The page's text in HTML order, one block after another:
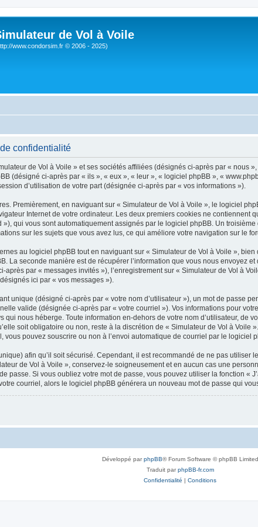
de Vol à Voile
www.condorsim.fr © 2006 - 2025)
confidentialité
de Vol à Voile » et ses sociétés affiliées (désignés ci-après par « nous
(désigné ci-après par « ils », « eux », « leur », « logiciel phpBB », «
d’utilisation de votre part (désignée ci-après par « vos informations »).
Premièrement, en naviguant sur « Simulateur de Vol à Voile », le logiciel
Internet de votre ordinateur. Les deux premiers cookies ne contiennent
qui vous sont automatiquement assignés par le logiciel phpBB. Un
sur les sujets que vous avez lus, ce qui améliore votre navigation sur le
au logiciel phpBB tout en naviguant sur « Simulateur de Vol à Voile »,
La seconde manière est de récupérer l’information que vous nous envoyez
après par « messages invités »), l’enregistrement sur « Simulateur de Vol à
ici par « vos messages »).
unique (désigné ci-après par « votre nom d’utilisateur »), un mot de passe
valide (désignée ci-après par « votre courriel »). Vos informations pour
nous héberge. Toute information en-dehors de votre nom d’utilisateur, de
soit obligatoire ou non, reste à la discrétion de « Simulateur de Vol à
vous pouvez souscrire ou non à l’envoi automatique de courriel par le logiciel
afin qu’il soit sécurisé. Cependant, il est recommandé de ne pas utiliser
de Vol à Voile », conservez-le soigneusement et en aucun cas une
passe. Si vous oubliez votre mot de passe, vous pouvez utiliser la fonction «
courriel, alors le logiciel phpBB générera un nouveau mot de passe qui
Développé parphpBB® Forum Software © phpBB Limited
Traduit parphpBB-fr.com
Confidentialité | Conditions